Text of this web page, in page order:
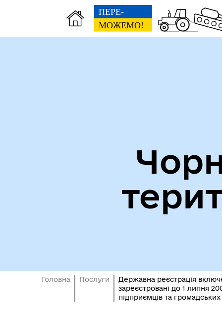
Головна Послуги
Державна реєстрація
зареєстровані до 1 липня
підприємців та